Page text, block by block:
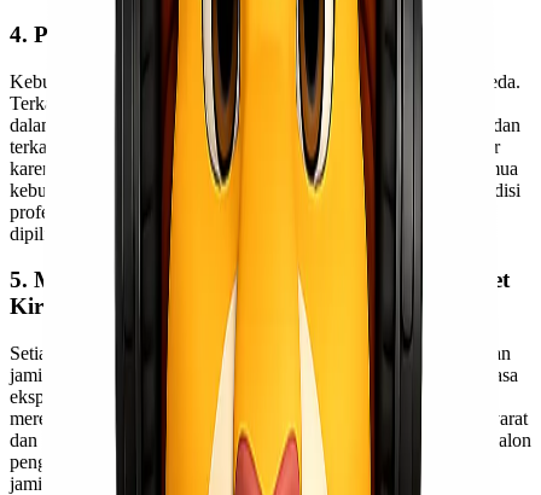
4. Paket Pengiriman Beragam
Kebutuhan setiap orang dalam pengiriman tentu saja berbeda-beda.
Terkadang ada client yang menginginkan pengiriman dilakukan
dalam waktu cepat meskipun harus menambah biaya untuk itu, dan
terkadang ada yang menginginkan pengiriman biasa atau reguler
karena tarif pengirimannya lebih murah. Untuk menjangkau semua
kebutuhan tersebut,
Lionel Express
selaku penyedia jasa ekspedisi
profesional menyediakan paket kiriman yang beragam dan bisa
dipilih sesuai kebutuhan.
5. Menyediakan Jaminan Keamanan untuk Paket
Kiriman
Setiap penyedia jasa ekspedisi yang profesional akan memberikan
jaminan keamanan untuk setiap paket kiriman. Biasanya pihak jasa
ekspedisi bekerjasama dengan jasa asuransi tertentu atau pihak
mereka sendiri yang langsung menyediakan jaminan dengan syarat
dan ketentuan tertentu. Oleh karena itu, sangat dianjurkan bagi calon
pengguna jasa untuk meminta kejelasan terlebih dahulu terkait
jaminan paket kiriman yang akan dikirimnya.